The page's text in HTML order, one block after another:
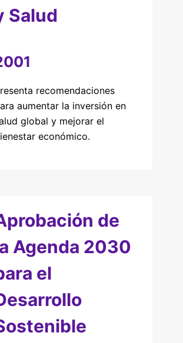
Salud
recomendaciones
aumentar la inversión en
global y mejorar el
económico.
de
Agenda 2030
el